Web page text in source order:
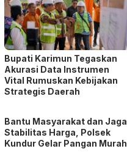
Bupati Karimun Tegaskan
Akurasi Data Instrumen
Vital Rumuskan Kebijakan
Strategis Daerah
Bantu Masyarakat dan Jaga
Stabilitas Harga, Polsek
Kundur Gelar Pangan Murah